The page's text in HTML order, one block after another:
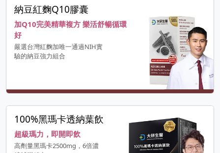
納豆紅麴Q10膠囊
加Q10完美精華複方 樂活舒暢循環
好
嚴選台灣紅麴加唯一通過NIH實
驗的納豆強力組合
100%黑瑪卡透納葉飲
超級瑪力，即開即飲
高劑量黑瑪卡2500mg，6倍濃